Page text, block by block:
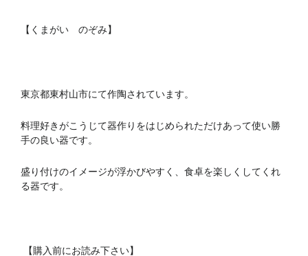
【くまがい のぞみ】
東京都東村山市にて作陶されています。
料理好きがこうじて器作りをはじめられただけあって使い勝
手の良い器です。
盛り付けのイメージが浮かびやすく、食卓を楽しくしてくれ
る器です。
【購入前にお読み下さい】